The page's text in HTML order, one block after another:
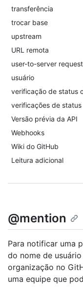
transferência
trocar base
upstream
URL remota
user-to-server request
usuário
verificação de status
verificações de status
Versão prévia da API
Webhooks
Wiki do GitHub
Leitura adicional
@mention
Para notificar uma
do nome de
organização no
uma equipe que